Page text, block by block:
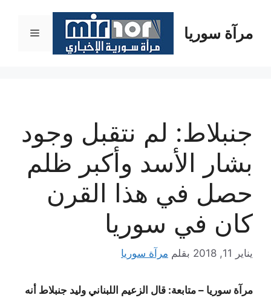
المحتوىمرآة سوريا القائمة
جنبلاط: لم نتقبل وجود
بشار الأسد وأكبر ظلم
حصل في هذا القرن
كان في سوريا
يناير 11, 2018 بقلم مرآة سوريا
مرآة سوريا – متابعة: قال الزعيم اللبناني وليد جنبلاط أنه